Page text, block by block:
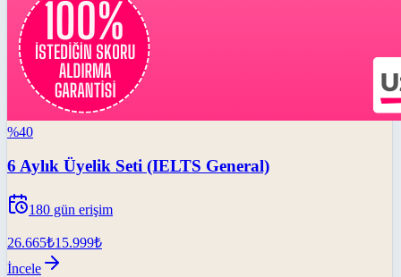
%40
6 Aylık Üyelik Seti (IELTS General)
180 gün erişim
26.665₺15.999₺
İncele